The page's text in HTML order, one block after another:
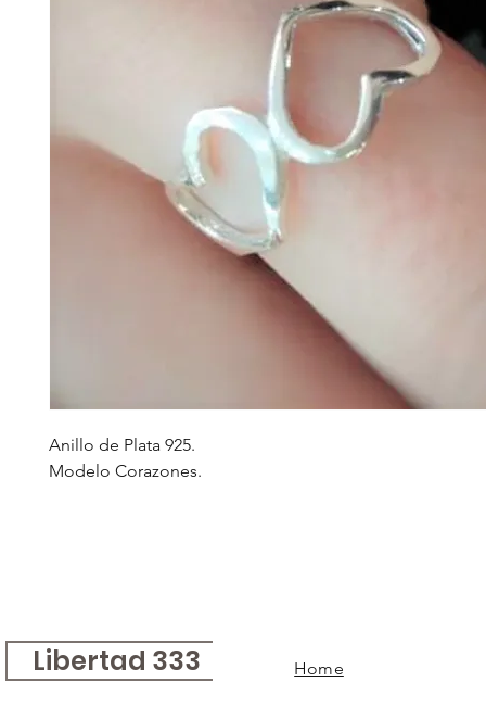
Anillo de Plata 925.
Modelo Corazones.
Libertad 333 Home